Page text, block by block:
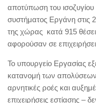
αποτύπωση του
συστήματος Εργάνη στις
της χώρας κατά 915
αφορούσαν σε
Το υπουργείο Εργασίας
κατανομή των απολύσεων
αρνητικές ροές και
επιχειρήσεις εστίασης –